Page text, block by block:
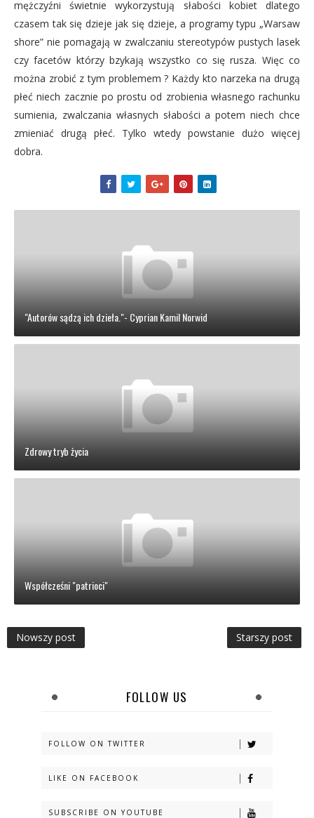
mężczyźni świetnie wykorzystują słabości kobiet dlatego
czasem tak się dzieje jak się dzieje, a programy typu „Warsaw
shore” nie pomagają w zwalczaniu stereotypów pustych lasek
czy facetów którzy bzykają wszystko co się rusza. Więc co
można zrobić z tym problemem ? Każdy kto narzeka na drugą
płeć niech zacznie po prostu od zrobienia własnego rachunku
sumienia, zwalczania własnych słabości a potem niech chce
zmieniać drugą płeć. Tylko wtedy powstanie dużo więcej
dobra.
"Autorów sądzą ich dzieła."- Cyprian Kamil Norwid
Zdrowy tryb życia
Współcześni "patrioci"
Nowszy post Starszy post
FOLLOW US
FOLLOW ON TWITTER
LIKE ON FACEBOOK
SUBSCRIBE ON YOUTUBE